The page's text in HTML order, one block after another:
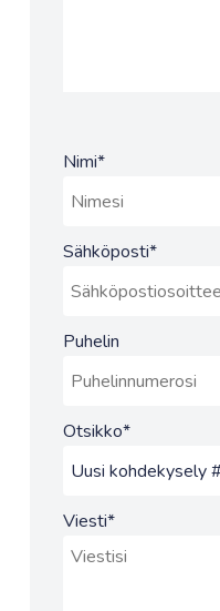
Nimi*
Sähköposti*
Puhelin
Otsikko*
Viesti*